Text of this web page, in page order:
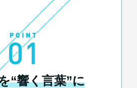
“響く言葉”に